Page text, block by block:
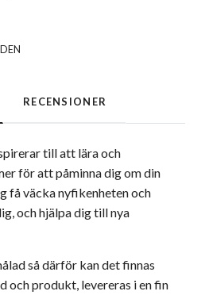
RECENSIONER
till att lära och
för att påminna dig om din
få väcka nyfikenheten och
och hjälpa dig till nya
så därför kan det finnas
och produkt, levereras i en fin